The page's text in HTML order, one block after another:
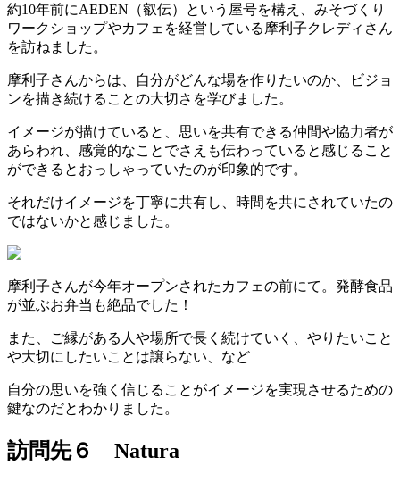
約10年前にAEDEN（叡伝）という屋号を構え、みそづくり
ワークショップやカフェを経営している摩利子クレディさん
を訪ねました。
摩利子さんからは、自分がどんな場を作りたいのか、ビジョ
ンを描き続けることの大切さを学びました。
イメージが描けていると、思いを共有できる仲間や協力者が
あらわれ、感覚的なことでさえも伝わっていると感じること
ができるとおっしゃっていたのが印象的です。
それだけイメージを丁寧に共有し、時間を共にされていたの
ではないかと感じました。
摩利子さんが今年オープンされたカフェの前にて。発酵食品
が並ぶお弁当も絶品でした！
また、ご縁がある人や場所で長く続けていく、やりたいこと
や大切にしたいことは譲らない、など
自分の思いを強く信じることがイメージを実現させるための
鍵なのだとわかりました。
訪問先６ Natura